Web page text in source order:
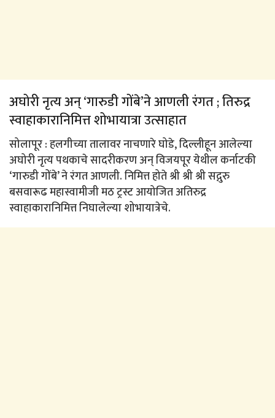
अघोरी नृत्य अन् ‘गारुडी गोंबे’ने आणली रंगत ; तिरुद्र
स्वाहाकारानिमित्त शोभायात्रा उत्साहात
सोलापूर : हलगीच्या तालावर नाचणारे घोडे, दिल्लीहून आलेल्या
अघोरी नृत्य पथकाचे सादरीकरण अन् विजयपूर येथील कर्नाटकी
‘गारुडी गोंबे’ ने रंगत आणली. निमित्त होते श्री श्री श्री सद्गुरु
बसवारूढ महास्वामीजी मठ ट्रस्ट आयोजित अतिरुद्र
स्वाहाकारानिमित्त निघालेल्या शोभायात्रेचे.